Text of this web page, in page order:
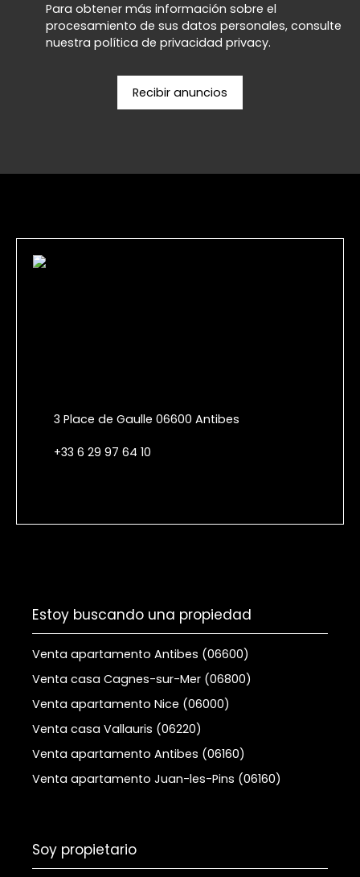
Para obtener más información sobre el
procesamiento de sus datos personales, consulte
nuestra política de privacidad privacy.
Recibir anuncios
3 Place de Gaulle 06600 Antibes
+33 6 29 97 64 10
Estoy buscando una propiedad
Venta apartamento Antibes (06600)
Venta casa Cagnes-sur-Mer (06800)
Venta apartamento Nice (06000)
Venta casa Vallauris (06220)
Venta apartamento Antibes (06160)
Venta apartamento Juan-les-Pins (06160)
Soy propietario